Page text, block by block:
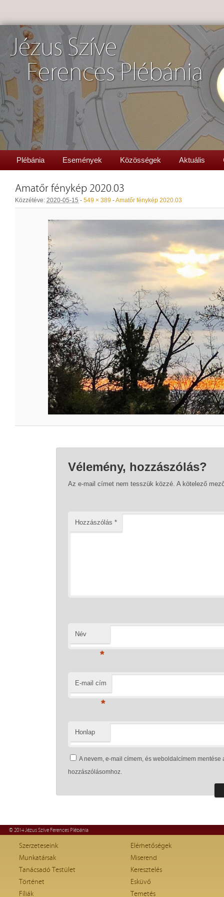
Jézus Szíve
Ferences Plébánia
Plébánia Események Közösségek Aktuális
Amatőr fénykép 2020.03
Közzétéve: 2020-05-15 - 549 × 389 -Amatőr fénykép 2020.03
Vélemény, hozzászólás?
Az e-mail címet nem tesszük közzé. A kötelező
Hozzászólás *
Név
*
E-mail cím
*
Honlap
A nevem, e-mail címem, és weboldalcímem
hozzászólásomhoz.
© 2014 Jézus Szíve Ferences Plébánia
Szerzeteseink
Munkatársak
Tanácsadó Testület
Történet
Fíliák
Elérhetőségek
Miserend
Keresztelés
Esküvő
Temetés